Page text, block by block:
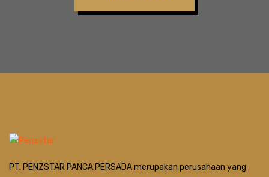
PT. PENZSTAR PANCA PERSADA merupakan perusahaan yang